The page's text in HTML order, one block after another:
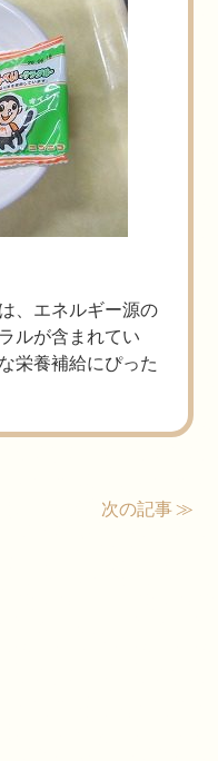
、エネルギー源の
ルが含まれてい
栄養補給にぴった
次の記事 ≫